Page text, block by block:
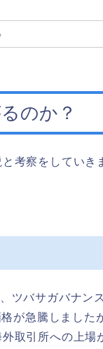
のか？
考察をしていき
、ツバサガバナン
が急騰しました
取引所への上場